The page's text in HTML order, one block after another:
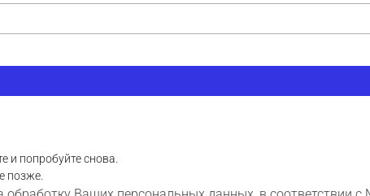
и попробуйте снова.
позже.